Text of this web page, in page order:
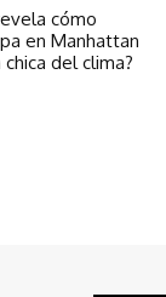
cómo
en Manhattan
del clima?